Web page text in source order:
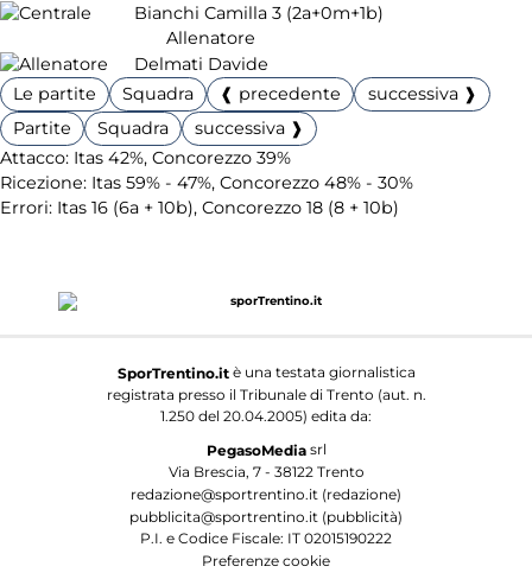
Bianchi Camilla 3 (2a+0m+1b)
Allenatore
Delmati Davide
Le partite
Squadra ❰ precedente
successiva ❱
Partite
Squadra
successiva ❱
Attacco: Itas 42%, Concorezzo 39%
Ricezione: Itas 59% - 47%, Concorezzo 48% - 30%
Errori: Itas 16 (6a + 10b), Concorezzo 18 (8 + 10b)
SporTrentino.itè una testata giornalistica
registrata presso il Tribunale di Trento (aut. n.
1.250 del 20.04.2005) edita da:
PegasoMediasrl
Via Brescia, 7 - 38122 Trento
redazione@sportrentino.it (redazione)
pubblicita@sportrentino.it (pubblicità)
P.I. e Codice Fiscale: IT 02015190222
Preferenze cookie